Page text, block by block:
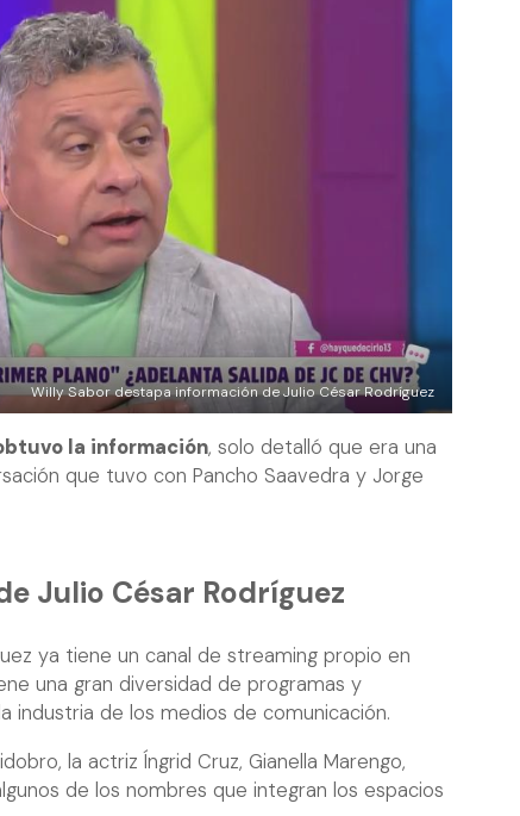
Willy Sabor destapa información de Julio César Rodríguez
la información, solo detalló que era una
que tuvo con Pancho Saavedra y Jorge
Julio César Rodríguez
ya tiene un canal de streaming propio en
una gran diversidad de programas y
de los medios de comunicación.
la actriz Íngrid Cruz, Gianella Marengo,
de los nombres que integran los espacios